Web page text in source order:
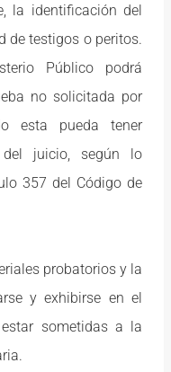
la identificación del
de testigos o peritos.
Público podrá
no solicitada por
esta pueda tener
juicio, según lo
357 del Código de
probatorios y la
y exhibirse en el
sometidas a la